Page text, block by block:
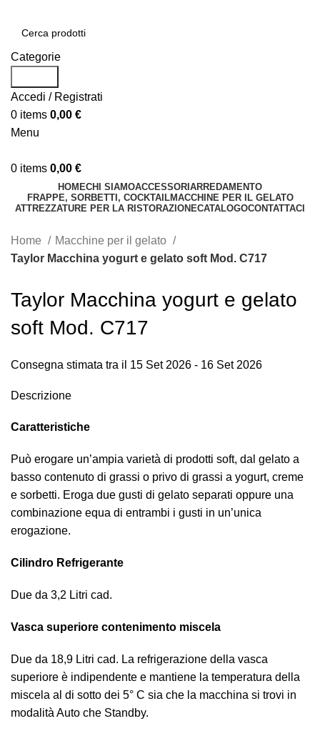
Categorie
Accedi / Registrati
0 items 0,00 €
Menu
0 items 0,00 €
HOMECHI SIAMOACCESSORI ARREDAMENTO
FRAPPE, SORBETTI, COCKTAILMACCHINE PER IL GELATO
ATTREZZATURE PER LA RISTORAZIONECATALOGOCONTATTACI
Home
Macchine per il gelato
Taylor Macchina yogurt e gelato soft Mod. C717
Taylor Macchina yogurt e gelato
soft Mod. C717
Consegna stimata tra il 15 Set 2026 - 16 Set 2026
Descrizione
Caratteristiche
Può erogare un’ampia varietà di prodotti soft, dal gelato a
basso contenuto di grassi o privo di grassi a yogurt, creme
e sorbetti. Eroga due gusti di gelato separati oppure una
combinazione equa di entrambi i gusti in un’unica
erogazione.
Cilindro Refrigerante
Due da 3,2 Litri cad.
Vasca superiore contenimento miscela
Due da 18,9 Litri cad. La refrigerazione della vasca
superiore è indipendente e mantiene la temperatura della
miscela al di sotto dei 5° C sia che la macchina si trovi in
modalità Auto che Standby.